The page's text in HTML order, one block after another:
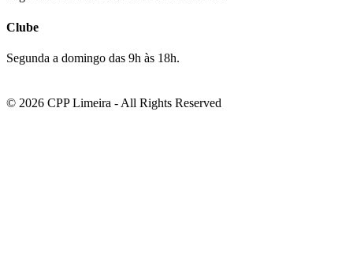
Clube
Segunda a domingo das 9h às 18h.
© 2026 CPP Limeira - All Rights Reserved